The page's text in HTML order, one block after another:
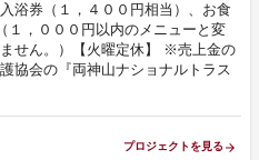
浴券（１，４００円相当）、お食
１，０００円以内のメニューと変
せん。）【火曜定休】 ※売上金の
協会の『両神山ナショナルトラス
プロジェクトを見る arrow_forward